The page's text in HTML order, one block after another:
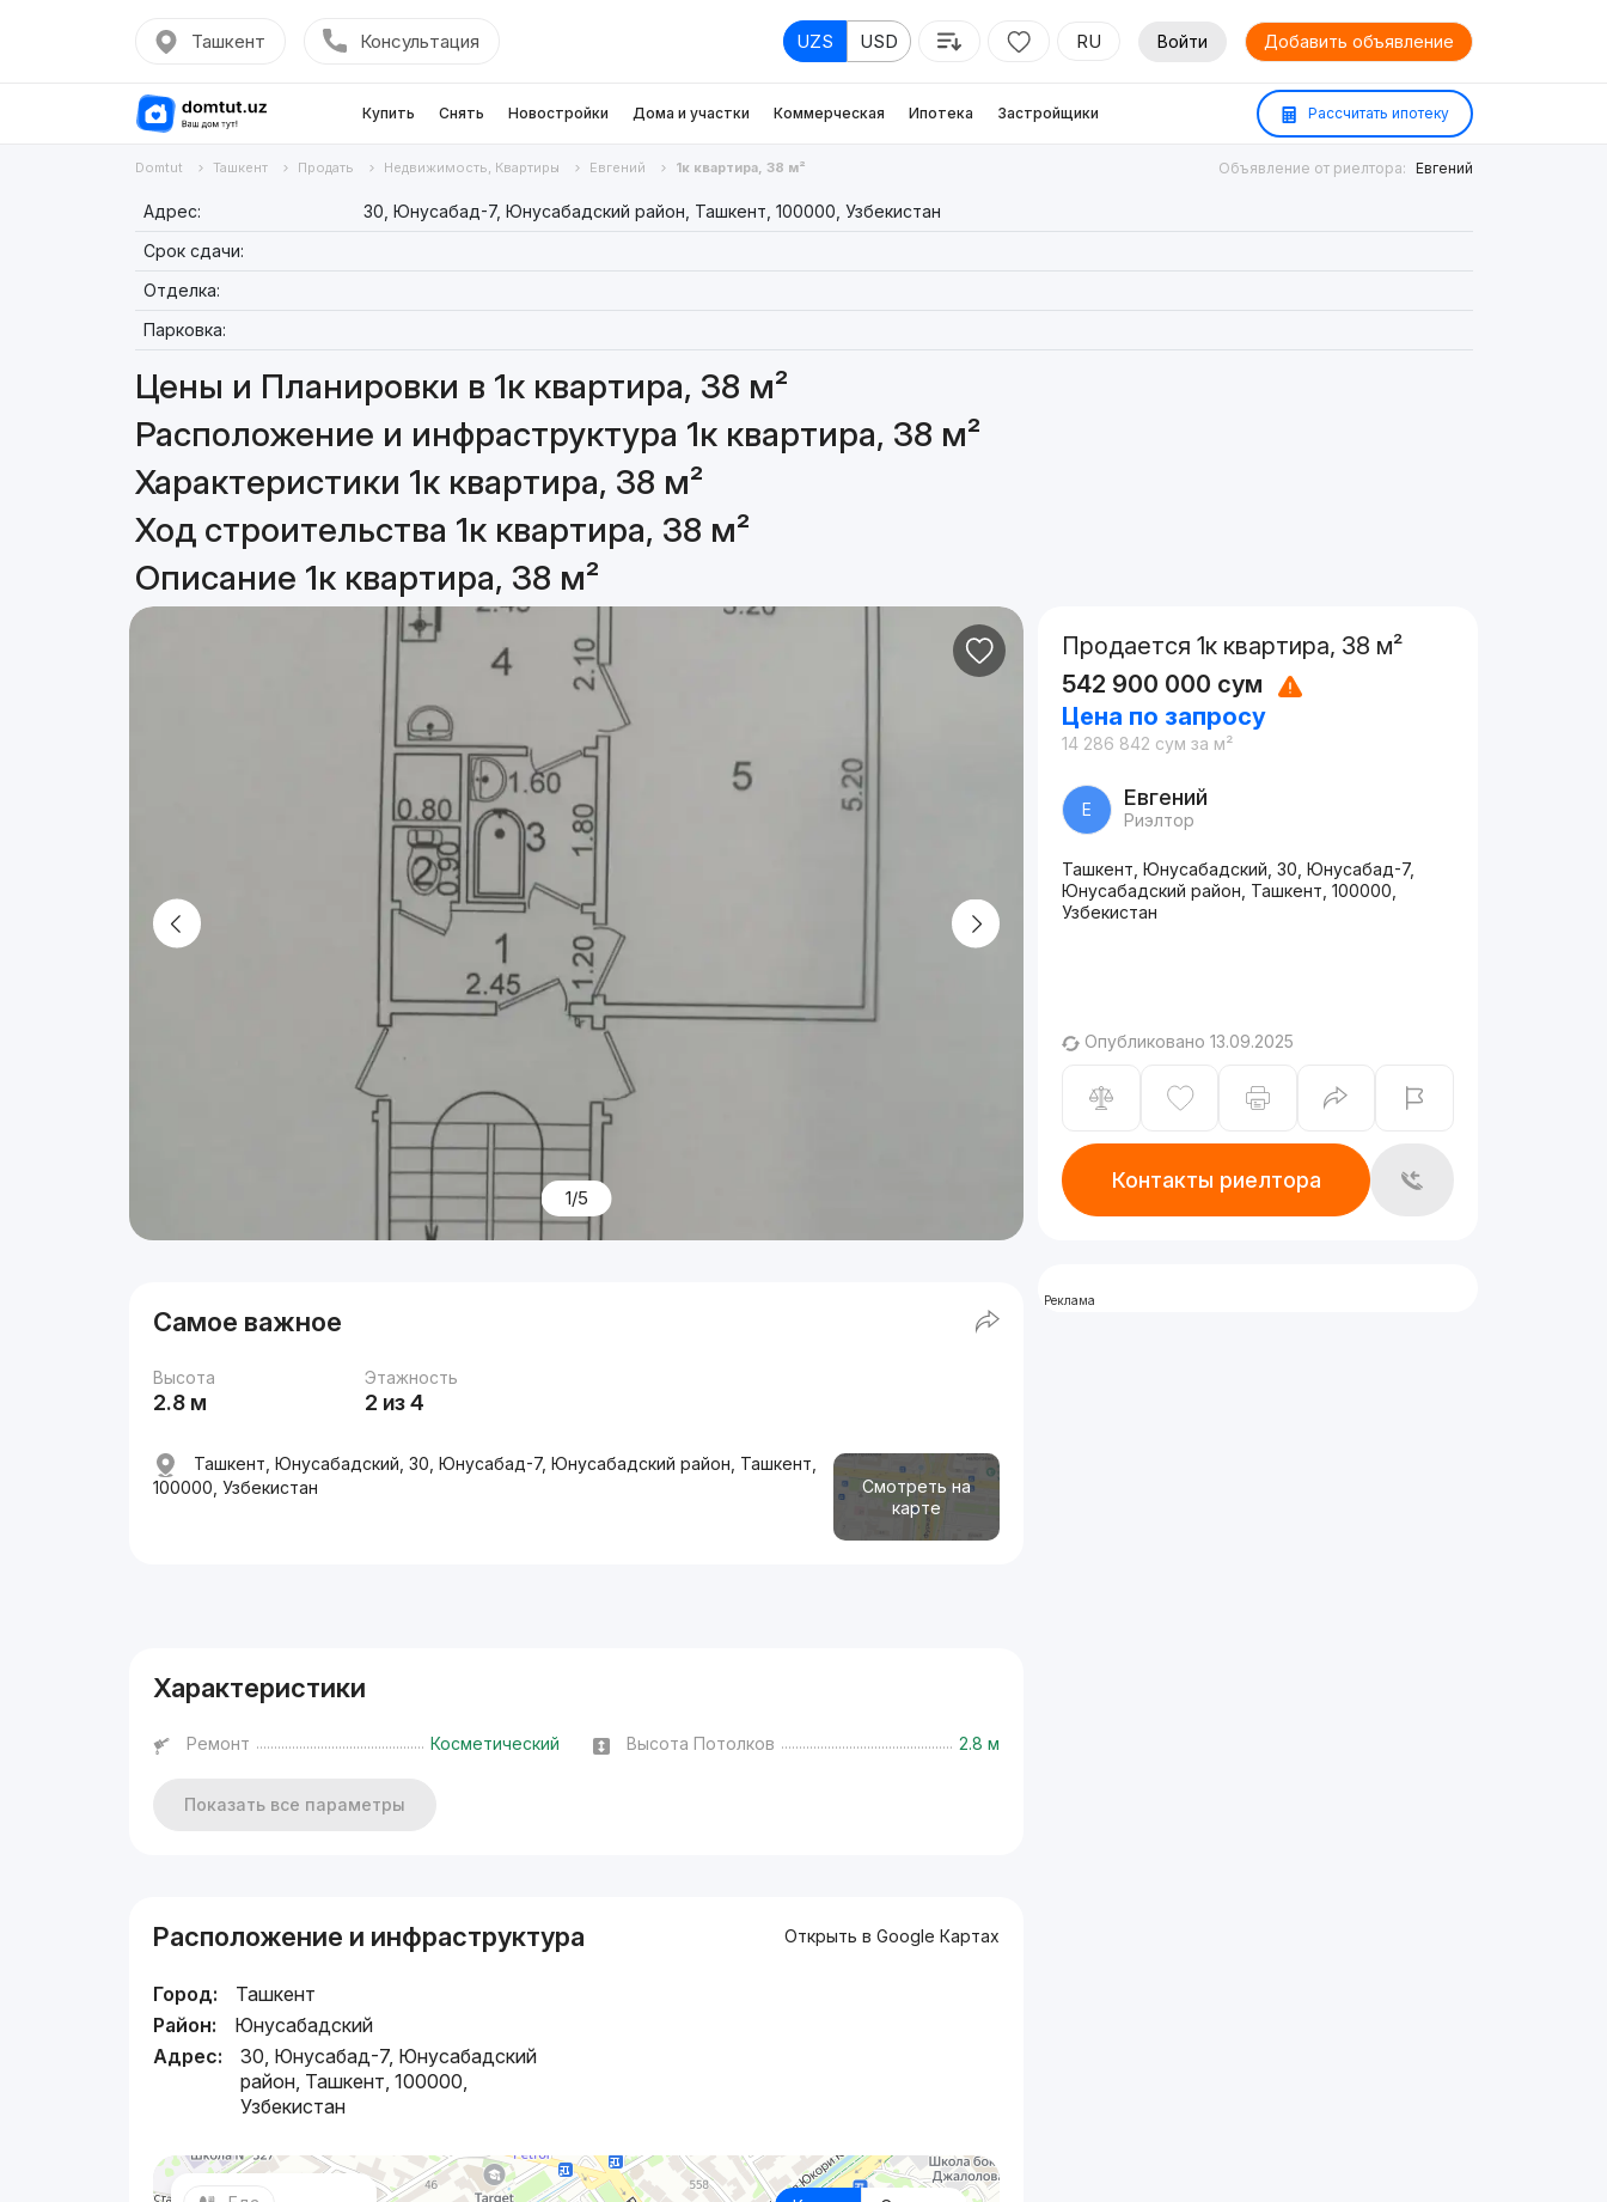
Ташкент Консультация UZS USD RU Войти Добавить объявление
Купить Снять Новостройки Дома и участки Коммерческая Ипотека Застройщики Рассчитать ипотеку
Domtut Ташкент Продать Недвижимость, Квартиры Евгений 1к квартира, 38 м² Объявление от риелтора: Евгений
Адрес:
30, Юнусабад-7, Юнусабадский район, Ташкент, 100000, Узбекистан
Срок сдачи:
Отделка:
Парковка:
Цены и Планировки в 1к квартира, 38 м²
Расположение и инфраструктура 1к квартира, 38 м²
Характеристики 1к квартира, 38 м²
Ход строительства 1к квартира, 38 м²
Описание 1к квартира, 38 м²
1/5
Самое важное
Высота
2.8 м
Этажность
2 из 4
Смотреть на
карте
Ташкент, Юнусабадский, 30, Юнусабад-7, Юнусабадский район, Ташкент,
100000, Узбекистан
Характеристики
Ремонт Косметический Высота Потолков 2.8 м
Показать все параметры
Расположение и инфраструктура Открыть в Google Картах
Город:
Ташкент
Район:
Юнусабадский
Адрес:
30, Юнусабад-7, Юнусабадский
район, Ташкент, 100000,
Узбекистан
Продается 1к квартира, 38 м²
542 900 000 сум
Цена по запросу
14 286 842 сум за м²
Е Евгений
Риэлтор
Ташкент, Юнусабадский, 30, Юнусабад-7,
Юнусабадский район, Ташкент, 100000,
Узбекистан
Опубликовано 13.09.2025
Контакты риелтора
Реклама